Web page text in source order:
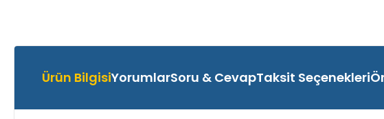
Ürün BilgisiYorumlarSoru & CevapTaksit Seçenekleri